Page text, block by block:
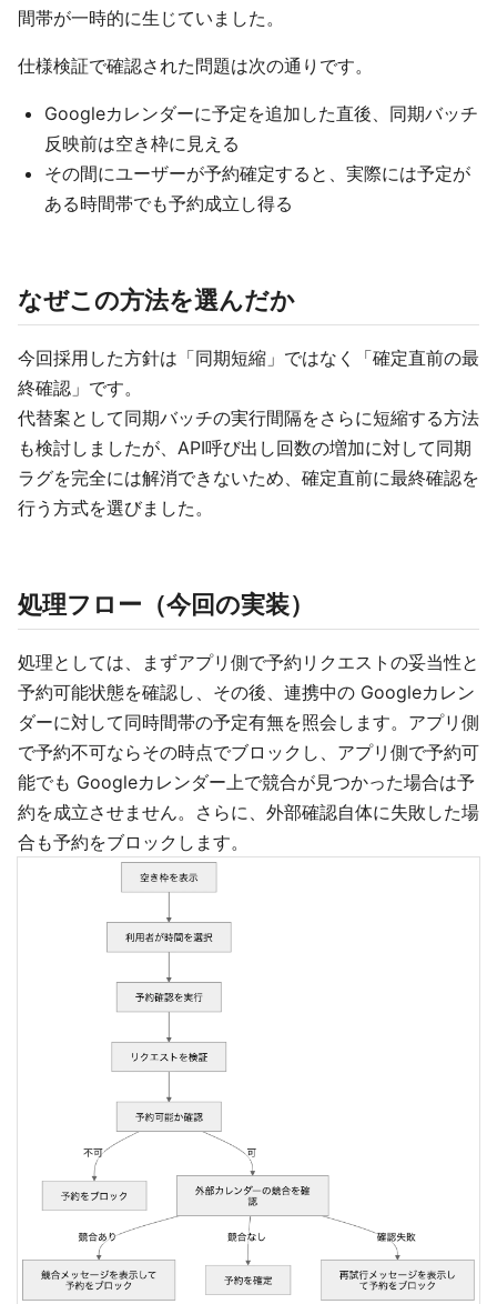
間帯が一時的に生じていました。
仕様検証で確認された問題は次の通りです。
Googleカレンダーに予定を追加した直後、同期バッチ
反映前は空き枠に見える
その間にユーザーが予約確定すると、実際には予定が
ある時間帯でも予約成立し得る
なぜこの方法を選んだか
今回採用した方針は「同期短縮」ではなく「確定直前の最
終確認」です。
代替案として同期バッチの実行間隔をさらに短縮する方法
も検討しましたが、API呼び出し回数の増加に対して同期
ラグを完全には解消できないため、確定直前に最終確認を
行う方式を選びました。
処理フロー（今回の実装）
処理としては、まずアプリ側で予約リクエストの妥当性と
予約可能状態を確認し、その後、連携中の Googleカレン
ダーに対して同時間帯の予定有無を照会します。アプリ側
で予約不可ならその時点でブロックし、アプリ側で予約可
能でも Googleカレンダー上で競合が見つかった場合は予
約を成立させません。さらに、外部確認自体に失敗した場
合も予約をブロックします。